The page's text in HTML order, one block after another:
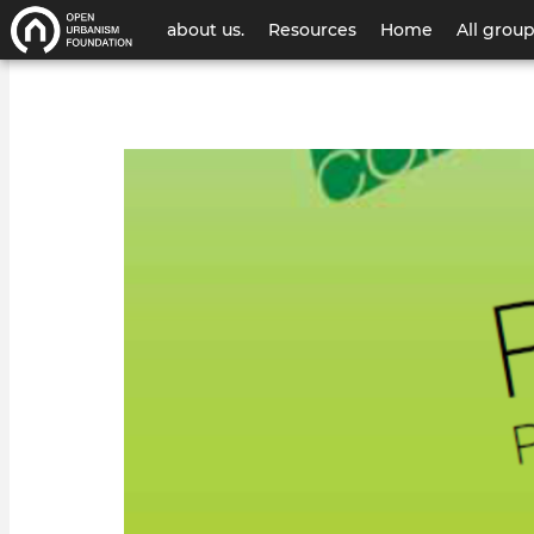
User
account
about us. Resources Home All